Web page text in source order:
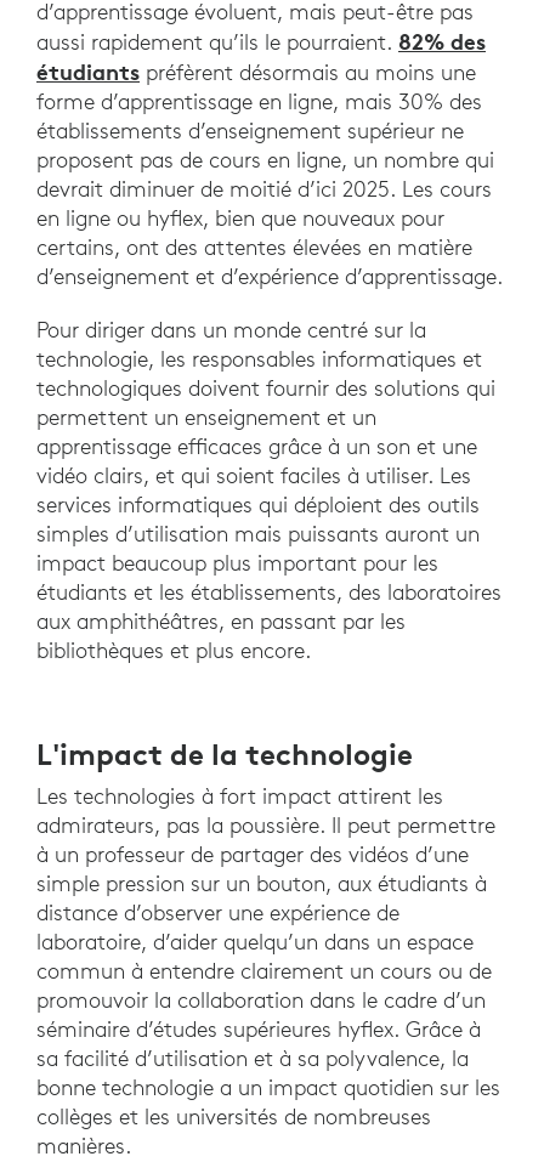
d’apprentissage évoluent, mais peut-être pas
aussi rapidement qu’ils le pourraient. 82% des
étudiants préfèrent désormais au moins une
forme d’apprentissage en ligne, mais 30% des
établissements d’enseignement supérieur ne
proposent pas de cours en ligne, un nombre qui
devrait diminuer de moitié d’ici 2025. Les cours
en ligne ou hyflex, bien que nouveaux pour
certains, ont des attentes élevées en matière
d’enseignement et d’expérience d’apprentissage.
Pour diriger dans un monde centré sur la
technologie, les responsables informatiques et
technologiques doivent fournir des solutions qui
permettent un enseignement et un
apprentissage efficaces grâce à un son et une
vidéo clairs, et qui soient faciles à utiliser. Les
services informatiques qui déploient des outils
simples d’utilisation mais puissants auront un
impact beaucoup plus important pour les
étudiants et les établissements, des laboratoires
aux amphithéâtres, en passant par les
bibliothèques et plus encore.
L'impact de la technologie
Les technologies à fort impact attirent les
admirateurs, pas la poussière. Il peut permettre
à un professeur de partager des vidéos d’une
simple pression sur un bouton, aux étudiants à
distance d’observer une expérience de
laboratoire, d’aider quelqu’un dans un espace
commun à entendre clairement un cours ou de
promouvoir la collaboration dans le cadre d’un
séminaire d’études supérieures hyflex. Grâce à
sa facilité d’utilisation et à sa polyvalence, la
bonne technologie a un impact quotidien sur les
collèges et les universités de nombreuses
manières.